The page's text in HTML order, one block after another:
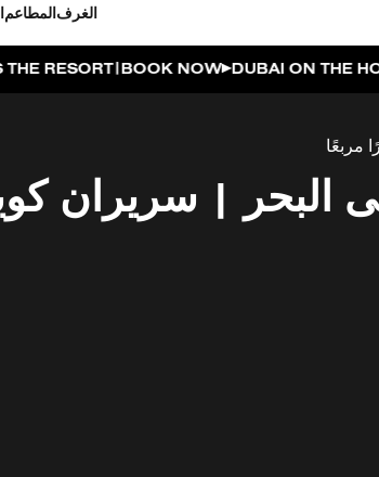
الغرف المطاعم
NOW DUBAI ON THE HOUSE | GET
البحر | سريران